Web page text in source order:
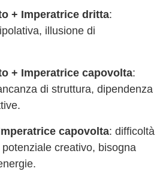
+ Imperatrice dritta:
illusione di
+ Imperatrice capovolta:
di struttura, dipendenza
capovolta: difficoltà
creativo, bisogna